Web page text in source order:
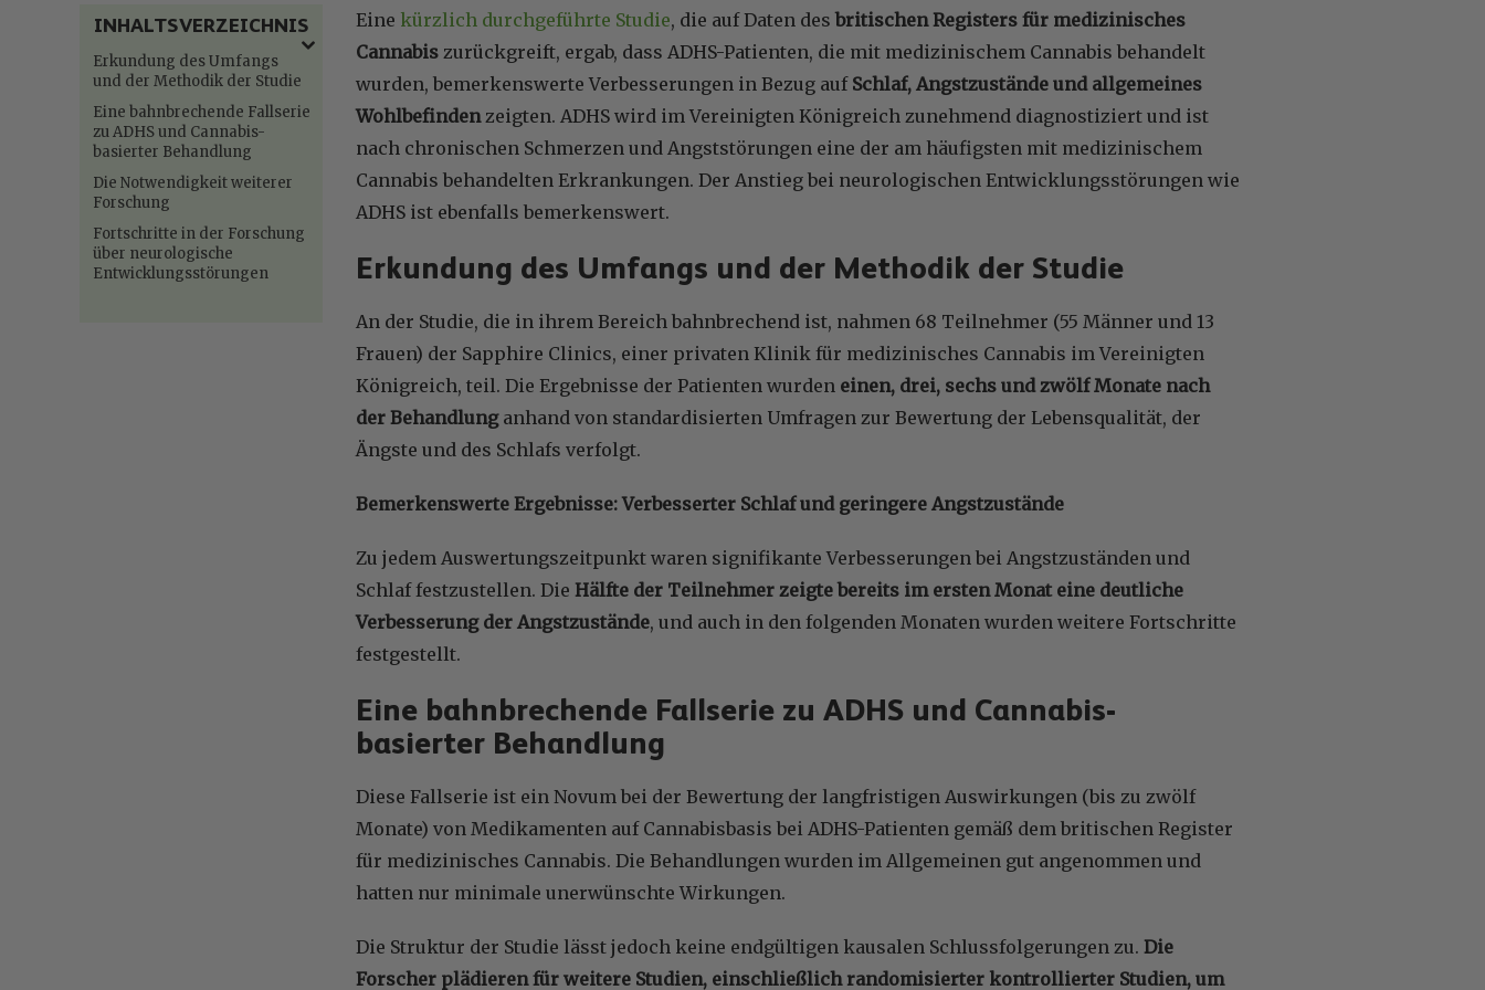
INHALTSVERZEICHNIS
Erkundung des Umfangs
und der Methodik der Studie
Eine bahnbrechende Fallserie
zu ADHS und Cannabis-
basierter Behandlung
Die Notwendigkeit weiterer
Forschung
Fortschritte in der Forschung
über neurologische
Entwicklungsstörungen
Eine kürzlich durchgeführte Studie, die auf Daten desbritischen Registers für medizinisches
Cannabis zurückgreift, ergab, dass ADHS-Patienten, die mit medizinischem Cannabis behandelt
wurden, bemerkenswerte Verbesserungen in Bezug aufSchlaf, Angstzustände und allgemeines
Wohlbefindenzeigten. ADHS wird im Vereinigten Königreich zunehmend diagnostiziert und ist
nach chronischen Schmerzen und Angststörungen eine der am häufigsten mit medizinischem
Cannabis behandelten Erkrankungen. Der Anstieg bei neurologischen Entwicklungsstörungen wie
ADHS ist ebenfalls bemerkenswert.
Erkundung des Umfangs und der Methodik der Studie
An der Studie, die in ihrem Bereich bahnbrechend ist, nahmen 68 Teilnehmer (55 Männer und 13
Frauen) der Sapphire Clinics, einer privaten Klinik für medizinisches Cannabis im Vereinigten
Königreich, teil. Die Ergebnisse der Patienten wurden einen, drei, sechs und zwölf Monate nach
der Behandlunganhand von standardisierten Umfragen zur Bewertung der Lebensqualität, der
Ängste und des Schlafs verfolgt.
Bemerkenswerte Ergebnisse: Verbesserter Schlaf und geringere Angstzustände
Zu jedem Auswertungszeitpunkt waren signifikante Verbesserungen bei Angstzuständen und
Schlaf festzustellen. Die Hälfte der Teilnehmer zeigte bereits im ersten Monat eine deutliche
Verbesserung der Angstzustände, und auch in den folgenden Monaten wurden weitere Fortschritte
festgestellt.
Eine bahnbrechende Fallserie zu ADHS und Cannabis-
basierter Behandlung
Diese Fallserie ist ein Novum bei der Bewertung der langfristigen Auswirkungen (bis zu zwölf
Monate) von Medikamenten auf Cannabisbasis bei ADHS-Patienten gemäß dem britischen Register
für medizinisches Cannabis. Die Behandlungen wurden im Allgemeinen gut angenommen und
hatten nur minimale unerwünschte Wirkungen.
Die Struktur der Studie lässt jedoch keine endgültigen kausalen Schlussfolgerungen zu. Die
Forscher plädieren für weitere Studien, einschließlich randomisierter kontrollierter Studien, um